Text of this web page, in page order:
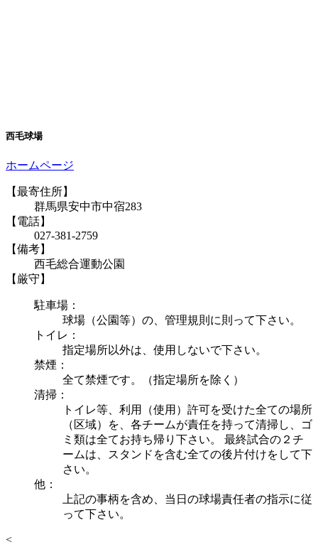
西毛球場
ホームページ
【最寄住所】
群馬県安中市中宿283
【電話】
027-381-2759
【備考】
西毛総合運動公園
【厳守】
駐車場：
球場（公園等）の、管理規則に則って下さい。
トイレ：
指定場所以外は、使用しないで下さい。
禁煙：
全て禁煙です。（指定場所を除く）
清掃：
トイレ等、利用（使用）許可を受けた全ての場所
（区域）を、各チームが責任を持って清掃し、ゴ
ミ類は全てお持ち帰り下さい。 最終試合の２チ
ームは、スタンドを含む全ての後片付けをして下
さい。
他：
上記の事柄を含め、当日の球場責任者の指示に従
って下さい。
<